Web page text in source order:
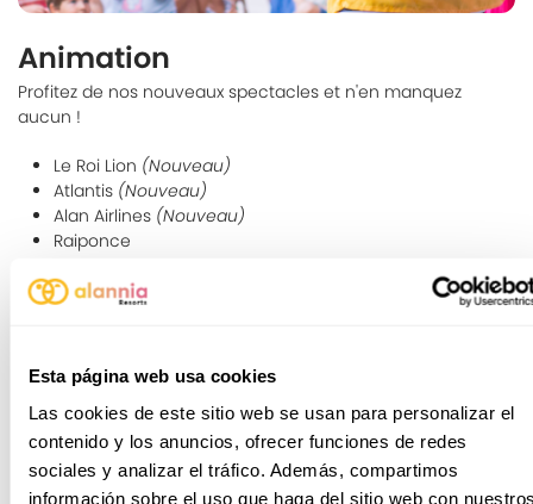
Esta página web usa cookies
Las cookies de este sitio web se usan para personalizar el
contenido y los anuncios, ofrecer funciones de redes
sociales y analizar el tráfico. Además, compartimos
información sobre el uso que haga del sitio web con
Animation
Profitez de nos nouveaux spectacles et n'en manquez
aucun !
Le Roi Lion (Nouveau)
Atlantis (Nouveau)
Alan Airlines (Nouveau)
Raiponce
Et laissez-vous surprendre par l'histoire de cette station
gagner de superbes prix... Partez à l'aventure !